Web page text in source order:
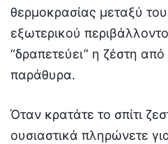
θερμοκρασίας μεταξύ του
εξωτερικού
“δραπετεύει” η ζέστη
παράθυρα.
Όταν κρατάτε το σπίτι
ουσιαστικά πληρώνετε